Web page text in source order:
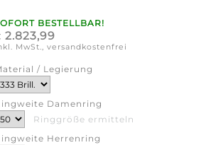
BESTELLBAR!
2.823,99
MwSt., versandkostenfrei
/ Legierung
Damenring
Ringgröße ermitteln
Herrenring